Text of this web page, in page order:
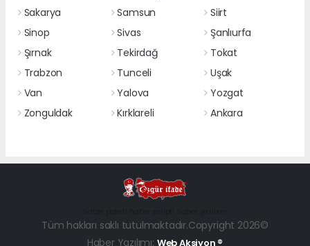
Sakarya
Samsun
Siirt
Sinop
Sivas
Şanlıurfa
Şırnak
Tekirdağ
Tokat
Trabzon
Tunceli
Uşak
Van
Yalova
Yozgat
Zonguldak
Kırklareli Ankara
Tüm hakları saklı tutulmaktadır.Copyright 2026©
Haber Yazılımı: Web Aksiyon ®